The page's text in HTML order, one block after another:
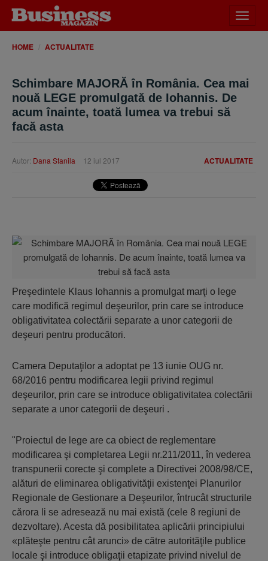
meniu
HOME ACTUALITATE
Schimbare MAJORĂ în România. Cea mai
nouă LEGE promulgată de Iohannis. De
acum înainte, toată lumea va trebui să
facă asta
ACTUALITATE
Autor: Dana Stanila 12 iul 2017
Preşedintele Klaus Iohannis a promulgat marţi o lege
care modifică regimul deşeurilor, prin care se introduce
obligativitatea colectării separate a unor categorii de
deşeuri pentru producători.
Camera Deputaţilor a adoptat pe 13 iunie OUG nr.
68/2016 pentru modificarea legii privind regimul
deşeurilor, prin care se introduce obligativitatea colectării
separate a unor categorii de deşeuri .
"Proiectul de lege are ca obiect de reglementare
modificarea şi completarea Legii nr.211/2011, în vederea
transpunerii corecte şi complete a Directivei 2008/98/CE,
alături de eliminarea obligativităţii existenţei Planurilor
Regionale de Gestionare a Deşeurilor, întrucât structurile
cărora li se adresează nu mai există (cele 8 regiuni de
dezvoltare). Acesta dă posibilitatea aplicării principiului
«plăteşte pentru cât arunci» de către autorităţile publice
locale şi introduce obligaţii etapizate privind nivelul de